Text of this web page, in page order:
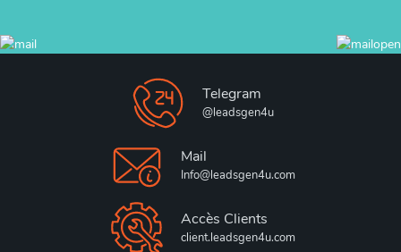
Telegram
@leadsgen4u
Mail
Info@leadsgen4u.com
Accès Clients
client.leadsgen4u.com